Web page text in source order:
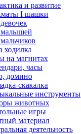
и развитие
I шашки
ходилка
на магнитах
часы
домино
скакалка
инструменты
животных
игры
материал
деятельность